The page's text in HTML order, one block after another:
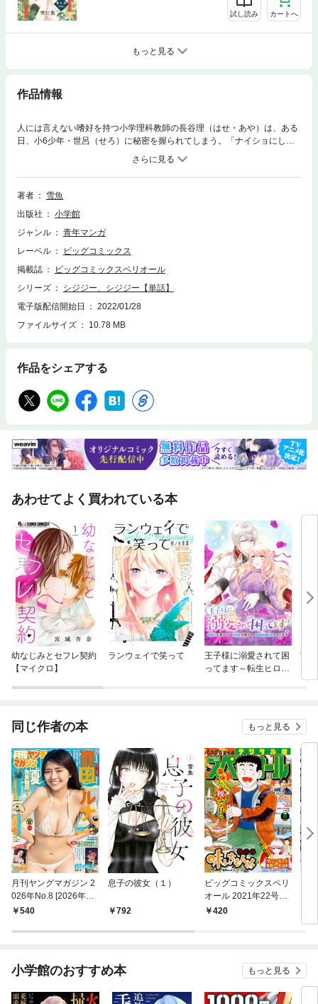
試し読み カートへ
もっと見る
作品情報
人には言えない嗜好を持つ小学理科教師の長谷理（はせ・あや）は、ある
日、小6少年・世呂（せろ）に秘密を握られてしまう。「ナイショにして
ほしかったら、俺専属の奴隷先生になってよ」と迫られた理は、少年の言
いなりに…！？ 女性教師×少年＝倒錯愛憎劇！待望の第16巻配信。
著者
雪魚
出版社
小学館
ジャンル
青年マンガ
レーベル
ビッグコミックス
掲載誌
ビッグコミックスペリオール
シリーズ
シジジー、シジジー【単話】
電子版配信開始日
2022/01/28
ファイルサイズ
10.78 MB
作品をシェアする
あわせてよく買われている本
幼なじみとセフレ契約
【マイクロ】
ランウェイで笑って
王子様に溺愛されて困
ってます～転生ヒロイ
実
同じ作者の本 もっと見る
月刊ヤングマガジン 2
026年No.8 [2026年7
月16日発売]
540
息子の彼女（１）
792
ビッグコミックスペリ
オール 2021年22号
（2021年10月22日発
420
小学館のおすすめ本 もっと見る